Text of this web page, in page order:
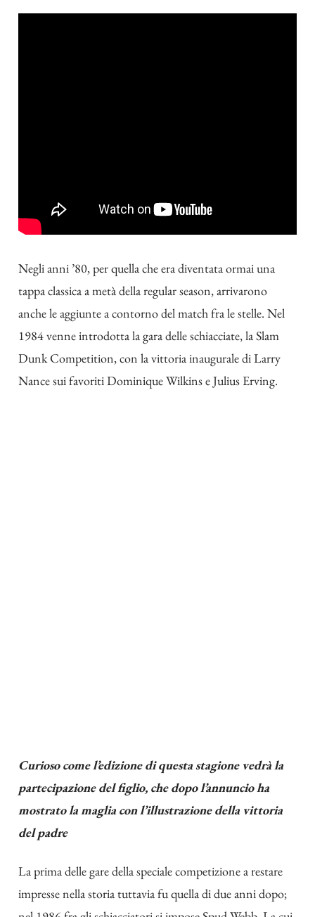
Negli anni ’80, per quella che era diventata ormai una
tappa classica a metà della regular season, arrivarono
anche le aggiunte a contorno del match fra le stelle. Nel
1984 venne introdotta la gara delle schiacciate, la Slam
Dunk Competition, con la vittoria inaugurale di Larry
Nance sui favoriti Dominique Wilkins e Julius Erving.
Curioso come l’edizione di questa stagione vedrà la
partecipazione del figlio, che dopo l’annuncio ha
mostrato la maglia con l’illustrazione della vittoria
del padre
La prima delle gare della speciale competizione a restare
impresse nella storia tuttavia fu quella di due anni dopo;